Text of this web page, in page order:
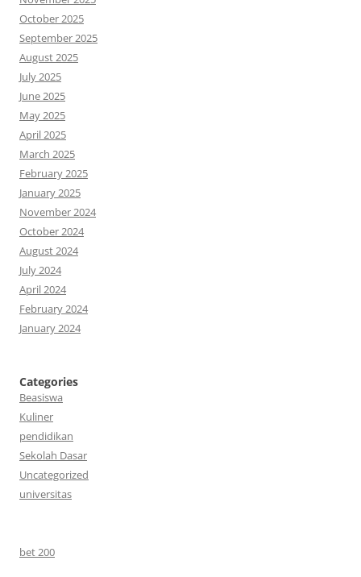
October 2025
September 2025
August 2025
July 2025
June 2025
May 2025
April 2025
March 2025
February 2025
January 2025
November 2024
October 2024
August 2024
July 2024
April 2024
February 2024
January 2024
Categories
Beasiswa
Kuliner
pendidikan
Sekolah Dasar
Uncategorized
universitas
bet 200